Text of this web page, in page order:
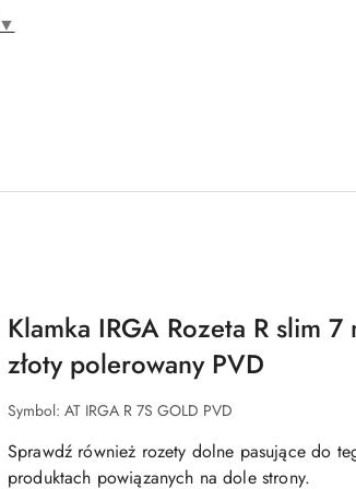
▼
Klamka IRGA Rozeta R slim
złoty polerowany PVD
Symbol: AT IRGA R 7S GOLD PVD
Sprawdź również rozety dolne pasujące do
produktach powiązanych na dole strony.